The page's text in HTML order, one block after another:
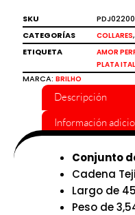
SKU
CATEGORÍAS
COLLARES,
ETIQUETA AMOR
PLATA
MARCA: BRILHO
Descripción
Información
Conjunto
Cadena
Largo de
Peso de